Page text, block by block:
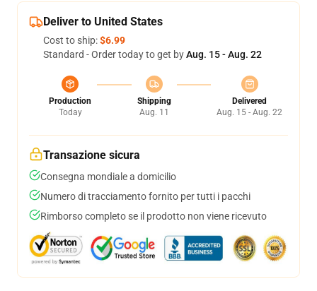
Deliver to United States
Cost to ship:$6.99
Standard - Order today to get byAug. 15 - Aug. 22
Production
Today
Shipping
Aug. 11
Delivered
Aug. 15 - Aug. 22
Transazione sicura
Consegna mondiale a domicilio
Numero di tracciamento fornito per tutti i pacchi
Rimborso completo se il prodotto non viene ricevuto